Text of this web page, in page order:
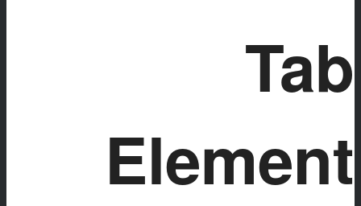
Tab
Element